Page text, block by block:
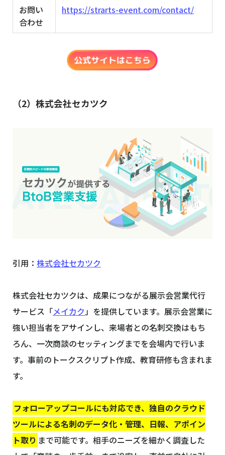
お問い
合わせ
https://strarts-event.com/contact/
（2）株式会社セカツク
引用： 株式会社セカツク
株式会社セカツクは、成果につながる展示会営業代行
サービス「メイカク」を提供しています。展示会営業に
強い担当者をアサインし、来場者との名刺交換はもち
ろん、一次商談のセッティングまでを会場内で行いま
す。事前のトークスクリプト作成、教育研修も含まれま
す。
フォローアップコールにも対応でき、独自のクラウド
ツールによる名刺のデータ化・管理、日報、アポイン
ト取り まで可能です。相手のニーズを細かく調査した